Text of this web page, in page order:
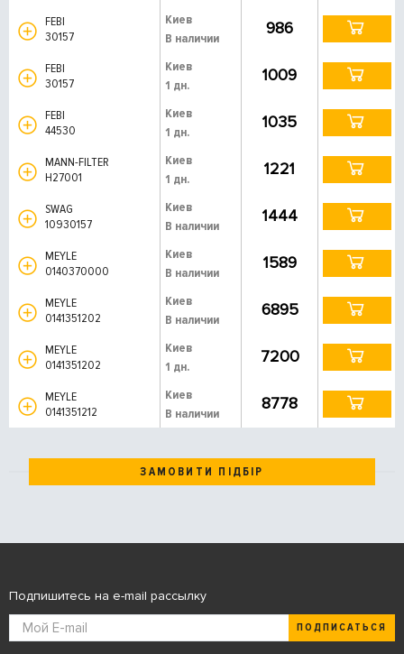
FEBI
30157
Киев
В наличии
986
FEBI
30157
Киев
1 дн.
1009
FEBI
44530
Киев
1 дн.
1035
MANN-FILTER
H27001
Киев
1 дн.
1221
SWAG
10930157
Киев
В наличии
1444
MEYLE
0140370000
Киев
В наличии
1589
MEYLE
0141351202
Киев
В наличии
6895
MEYLE
0141351202
Киев
1 дн.
7200
MEYLE
0141351212
Киев
В наличии
8778
ЗАМОВИТИ ПІДБІР
Подпишитесь на e-mail рассылку
ПОДПИСАТЬСЯ